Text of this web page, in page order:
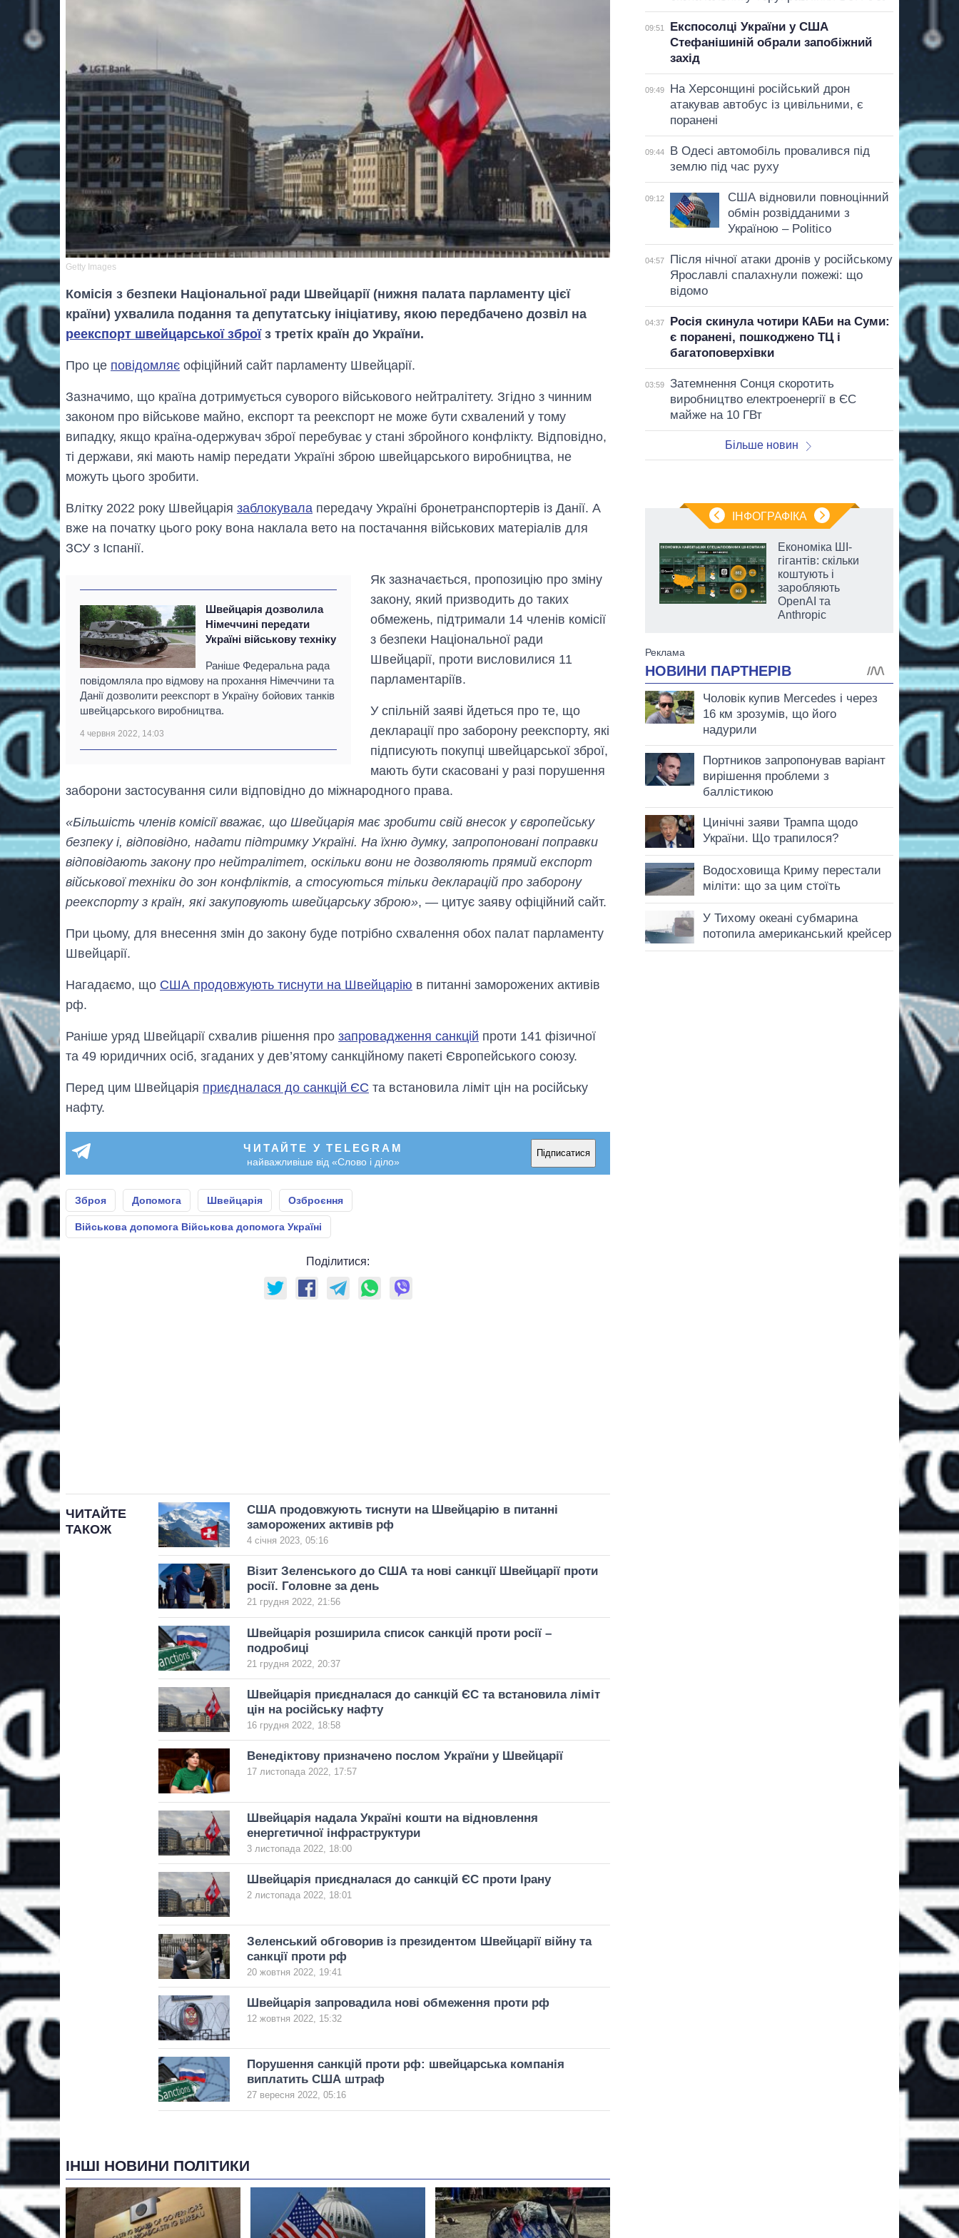
Getty Images
Комісія з безпеки Національної ради Швейцарії (нижня палата парламенту цієї
країни) ухвалила подання та депутатську ініціативу, якою передбачено дозвіл на
реекспорт швейцарської зброїз третіх країн до України.
Про це повідомляє офіційний сайт парламенту Швейцарії.
Зазначимо, що країна дотримується суворого військового нейтралітету. Згідно з чинним
законом про військове майно, експорт та реекспорт не може бути схвалений у тому
випадку, якщо країна-одержувач зброї перебуває у стані збройного конфлікту. Відповідно,
ті держави, які мають намір передати Україні зброю швейцарського виробництва, не
можуть цього зробити.
Влітку 2022 року Швейцарія заблокувала передачу Україні бронетранспортерів із Данії. А
вже на початку цього року вона наклала вето на постачання військових матеріалів для
ЗСУ з Іспанії.
Швейцарія дозволила
Німеччині передати
Україні військову техніку
Раніше Федеральна рада
повідомляла про відмову на прохання Німеччини та
Данії дозволити реекспорт в Україну бойових танків
швейцарського виробництва.
4 червня 2022, 14:03
Як зазначається, пропозицію про зміну
закону, який призводить до таких
обмежень, підтримали 14 членів комісії
з безпеки Національної ради
Швейцарії, проти висловилися 11
парламентаріїв.
У спільній заяві йдеться про те, що
декларації про заборону реекспорту, які
підписують покупці швейцарської зброї,
мають бути скасовані у разі порушення
заборони застосування сили відповідно до міжнародного права.
«Більшість членів комісії вважає, що Швейцарія має зробити свій внесок у європейську
безпеку і, відповідно, надати підтримку Україні. На їхню думку, запропоновані поправки
відповідають закону про нейтралітет, оскільки вони не дозволяють прямий експорт
військової техніки до зон конфліктів, а стосуються тільки декларацій про заборону
реекспорту з країн, які закуповують швейцарську зброю», — цитує заяву офіційний сайт.
При цьому, для внесення змін до закону буде потрібно схвалення обох палат парламенту
Швейцарії.
Нагадаємо, що США продовжують тиснути на Швейцарію в питанні заморожених активів
рф.
Раніше уряд Швейцарії схвалив рішення про запровадження санкцій проти 141 фізичної
та 49 юридичних осіб, згаданих у дев’ятому санкційному пакеті Європейського союзу.
Перед цим Швейцарія приєдналася до санкцій ЄС та встановила ліміт цін на російську
нафту.
ЧИТАЙТЕ У TELEGRAM
найважливіше від «Слово і діло»
Підписатися
Зброя Допомога Швейцарія Озброєння
Військова допомога Військова допомога Україні
Поділитися:
ЧИТАЙТЕ
ТАКОЖ
США продовжують тиснути на Швейцарію в питанні
заморожених активів рф
4 січня 2023, 05:16
Візит Зеленського до США та нові санкції Швейцарії проти
росії. Головне за день
21 грудня 2022, 21:56
Швейцарія розширила список санкцій проти росії –
подробиці
21 грудня 2022, 20:37
Швейцарія приєдналася до санкцій ЄС та встановила ліміт
цін на російську нафту
16 грудня 2022, 18:58
Венедіктову призначено послом України у Швейцарії
17 листопада 2022, 17:57
Швейцарія надала Україні кошти на відновлення
енергетичної інфраструктури
3 листопада 2022, 18:00
Швейцарія приєдналася до санкцій ЄС проти Ірану
2 листопада 2022, 18:01
Зеленський обговорив із президентом Швейцарії війну та
санкції проти рф
20 жовтня 2022, 19:41
Швейцарія запровадила нові обмеження проти рф
12 жовтня 2022, 15:32
Порушення санкцій проти рф: швейцарська компанія
виплатить США штраф
27 вересня 2022, 05:16
ІНШІ НОВИНИ ПОЛІТИКИ
09:51
Експосолці України у США
Стефанішиній обрали запобіжний
захід
09:49
На Херсонщині російський дрон
атакував автобус із цивільними, є
поранені
09:44
В Одесі автомобіль провалився під
землю під час руху
09:12
США відновили повноцінний
обмін розвідданими з
Україною – Politico
04:57
Після нічної атаки дронів у російському
Ярославлі спалахнули пожежі: що
відомо
04:37
Росія скинула чотири КАБи на Суми:
є поранені, пошкоджено ТЦ і
багатоповерхівки
03:59
Затемнення Сонця скоротить
виробництво електроенергії в ЄС
майже на 10 ГВт
Більше новин
ІНФОГРАФІКА
містах України на
початок серпня
Економіка ШІ-
гігантів: скільки
коштують і
заробляють
OpenAI та
Anthropic